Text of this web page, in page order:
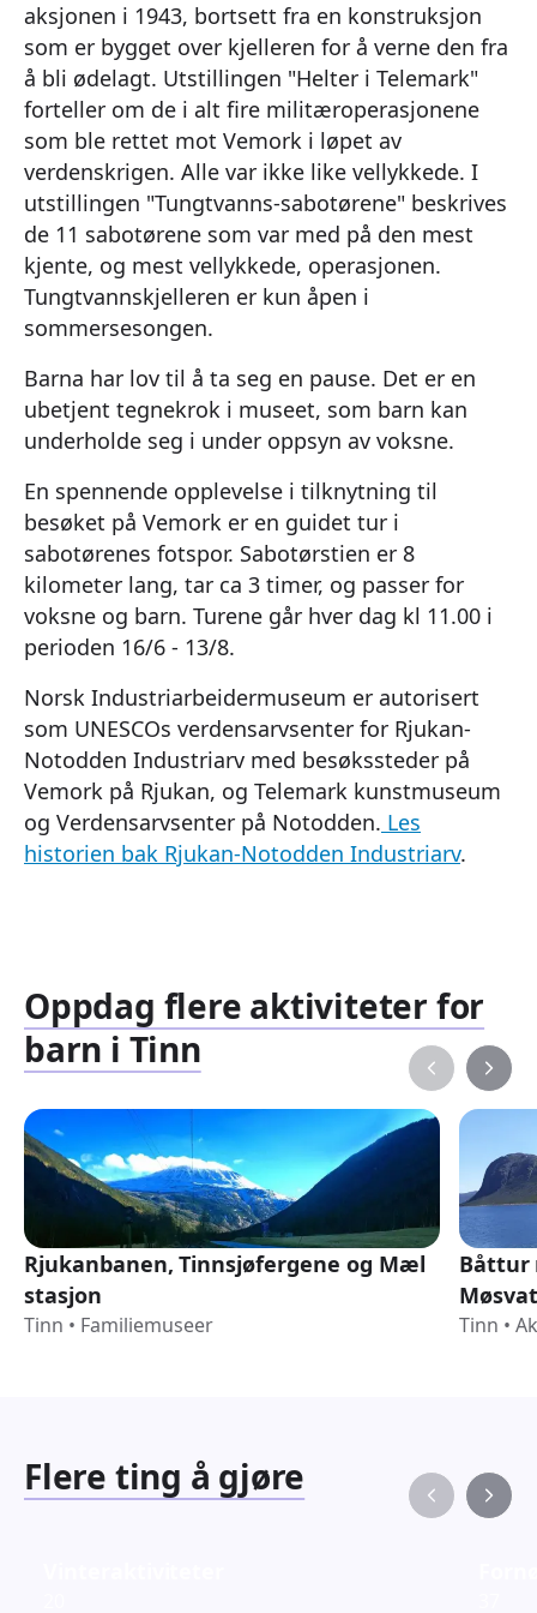
aksjonen i 1943, bortsett fra en konstruksjon
som er bygget over kjelleren for å verne den fra
å bli ødelagt. Utstillingen "Helter i Telemark"
forteller om de i alt fire militæroperasjonene
som ble rettet mot Vemork i løpet av
verdenskrigen. Alle var ikke like vellykkede. I
utstillingen "Tungtvanns-sabotørene" beskrives
de 11 sabotørene som var med på den mest
kjente, og mest vellykkede, operasjonen.
Tungtvannskjelleren er kun åpen i
sommersesongen.
Barna har lov til å ta seg en pause. Det er en
ubetjent tegnekrok i museet, som barn kan
underholde seg i under oppsyn av voksne.
En spennende opplevelse i tilknytning til
besøket på Vemork er en guidet tur i
sabotørenes fotspor. Sabotørstien er 8
kilometer lang, tar ca 3 timer, og passer for
voksne og barn. Turene går hver dag kl 11.00 i
perioden 16/6 - 13/8.
Norsk Industriarbeidermuseum er autorisert
som UNESCOs verdensarvsenter for Rjukan-
Notodden Industriarv med besøkssteder på
Vemork på Rjukan, og Telemark kunstmuseum
og Verdensarvsenter på Notodden. Les
historien bak Rjukan-Notodden Industriarv.
Oppdag flere aktiviteter for
barn i Tinn
Rjukanbanen, Tinnsjøfergene og Mæl
stasjon
Tinn • Familiemuseer
Båttur
Tinn •
Flere ting å gjøre